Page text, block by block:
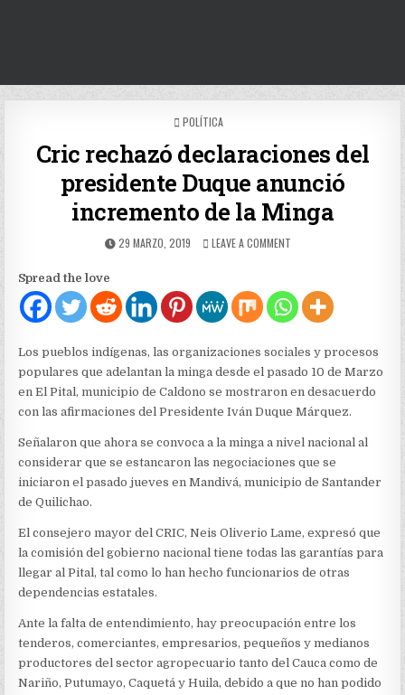
POSTED
POLÍTICA
Cric rechazó declaraciones del
presidente Duque anunció
incremento de la Minga
PUBLISHED
29 MARZO, 2019 LEAVE A COMMENT
DECLARACIONES
DEL
PRESIDENTE
ANUNCIÓ
INCREMENTO
DE
LA
MINGA
Spread the love
Los pueblos indígenas, las organizaciones sociales y procesos
populares que adelantan la minga desde el pasado 10 de Marzo
en El Pital, municipio de Caldono se mostraron en desacuerdo
con las afirmaciones del Presidente Iván Duque Márquez.
Señalaron que ahora se convoca a la minga a nivel nacional al
considerar que se estancaron las negociaciones que se
iniciaron el pasado jueves en Mandivá, municipio de Santander
de Quilichao.
El consejero mayor del CRIC, Neis Oliverio Lame, expresó que
la comisión del gobierno nacional tiene todas las garantías para
llegar al Pital, tal como lo han hecho funcionarios de otras
dependencias estatales.
Ante la falta de entendimiento, hay preocupación entre los
tenderos, comerciantes, empresarios, pequeños y medianos
productores del sector agropecuario tanto del Cauca como de
Nariño, Putumayo, Caquetá y Huila, debido a que no han podido